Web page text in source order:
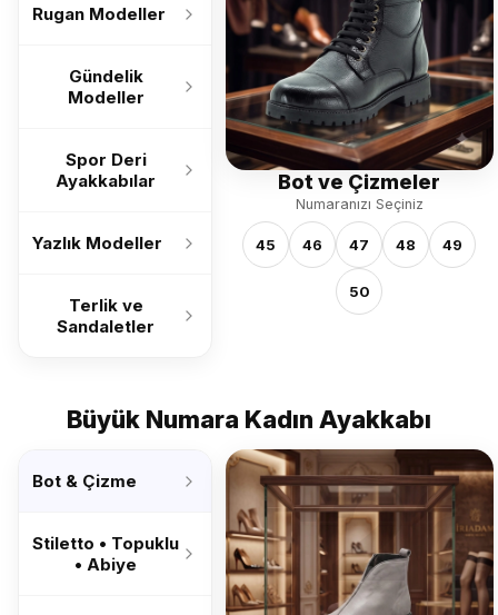
Rugan Modeller
Gündelik
Modeller
Spor Deri
Ayakkabılar
Yazlık Modeller
Terlik ve
Sandaletler
Bot ve Çizmeler
Numaranızı Seçiniz
45 46 47 48 49
50
Büyük Numara Kadın Ayakkabı
Bot & Çizme
Stiletto • Topuklu
• Abiye
’26